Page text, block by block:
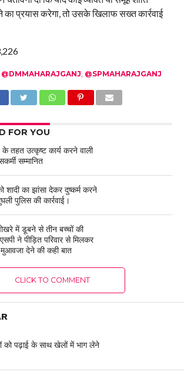
का प्रयास करेगा, तो उसके खिलाफ सख्त कार्रवाई
@DMMAHARAJGANJ @SPMAHARAJGANJ
FOR YOU
तहत उत्कृष्ट कार्य करने वाली
सम्मानित
शादी का झांसा देकर दुष्कर्म करने
पुलिस की कार्रवाई।
में डूबने से तीन बच्चों की
ने पीड़ित परिवार से मिलकर
देने की कही बात
CLICK TO COMMENT
और ईद को लेकर सुरक्षा
किया फ्लैग मार्च।